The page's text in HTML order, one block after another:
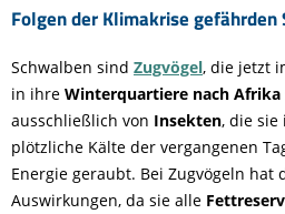
Folgen der Klimakrise gefährden
Schwalben sind Zugvögel, die jetzt
in ihre Winterquartiere nach Afrika
ausschließlich von Insekten, die sie
plötzliche Kälte der vergangenen
Energie geraubt. Bei Zugvögeln hat
Auswirkungen, da sie alle